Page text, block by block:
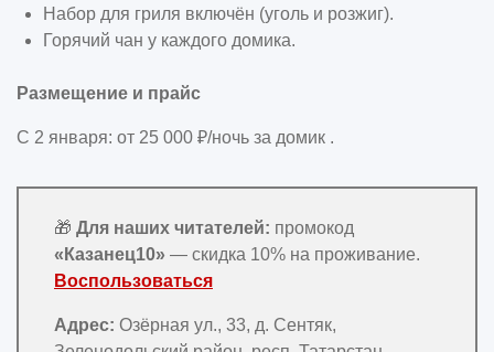
Набор для гриля включён (уголь и розжиг).
Горячий чан у каждого домика.
Размещение и прайс
С 2 января: от 25 000 ₽/ночь за домик .
🎁 Для наших читателей: промокод
«Казанец10» — скидка 10% на проживание.
Воспользоваться
Адрес: Озёрная ул., 33, д. Сентяк,